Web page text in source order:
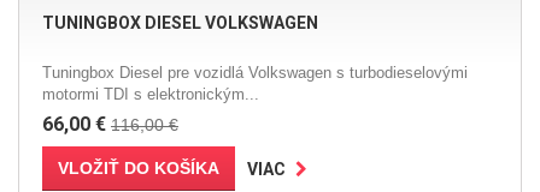
TUNINGBOX DIESEL VOLKSWAGEN
Tuningbox Diesel pre vozidlá Volkswagen s turbodieselovými
motormi TDI s elektronickým...
66,00 € 116,00 €
VLOŽIŤ DO KOŠÍKA VIAC